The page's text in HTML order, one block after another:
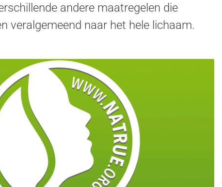
andere maatregelen die
veralgemeend naar het hele lichaam.